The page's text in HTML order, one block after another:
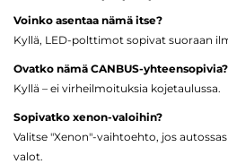
Voinko asentaa nämä itse?
Kyllä, LED-polttimot sopivat suoraan
Ovatko nämä CANBUS-yhteensopivia?
Kyllä – ei virheilmoituksia kojetaulussa.
Sopivatko xenon-valoihin?
Valitse "Xenon"-vaihtoehto, jos
valot.